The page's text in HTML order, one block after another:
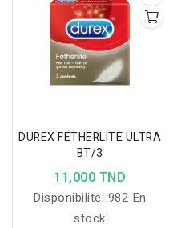
DUREX FETHERLITE ULTRA
BT/3
11,000 TND
Disponibilité: 982 En
stock